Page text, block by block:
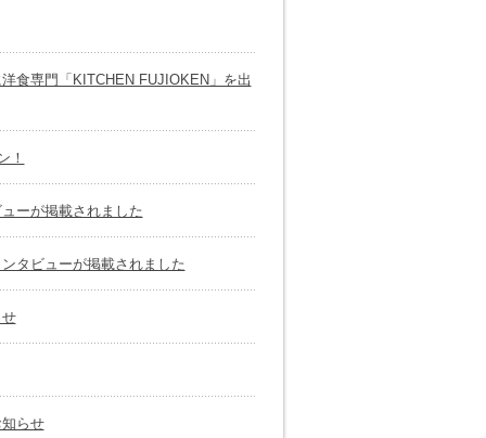
食専門「KITCHEN FUJIOKEN」を出
！
ーが掲載されました
タビューが掲載されました
らせ